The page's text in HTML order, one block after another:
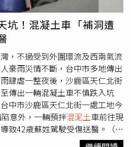
坑！混凝土車「補洞遭
，不過受到外圍環流及西南氣流
豪雨災情不斷，台中市多地傳出
肆虐一整夜後，沙鹿區天仁北街
傳出一輛混凝土車不慎跌入坑
中市沙鹿區天仁北街一處工地今
陷意外，一輛預拌混泥土車前往現
致42歲蘇姓駕駛受傷送醫。（圖
之美）據了解，台中市沙鹿區天